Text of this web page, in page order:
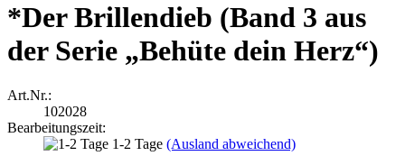
*Der Brillendieb (Band 3 aus
der Serie „Behüte dein Herz“)
Art.Nr.:
102028
Bearbeitungszeit:
1-2 Tage (Ausland abweichend)